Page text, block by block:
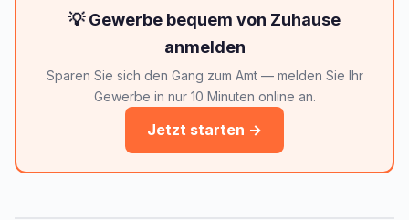
💡 Gewerbe bequem von Zuhause
anmelden
Sparen Sie sich den Gang zum Amt — melden Sie Ihr
Gewerbe in nur 10 Minuten online an.
Jetzt starten →